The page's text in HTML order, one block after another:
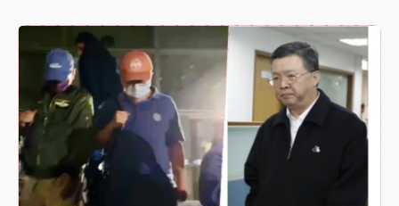
38度
周末精選｜
慈濟遭詐10億完整始末曝！律師掮客大玩兩
面手法 郭台銘、蔡英文成關鍵
本周爆款短影音｜
柯文哲帶電子手鐶拄拐杖現身／周玉
蔻蔡玉真開撕爆料
周末精選｜
跨境網購族注意！EZ Way若改由政府委
任 預算難關如何解？